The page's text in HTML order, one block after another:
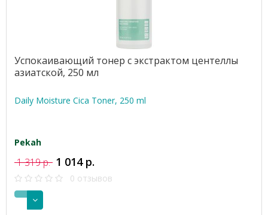
Успокаивающий тонер с экстрактом центеллы
азиатской, 250 мл
Daily Moisture Cica Toner, 250 ml
Pekah
1 319 р. 1 014 р.
0 отзывов